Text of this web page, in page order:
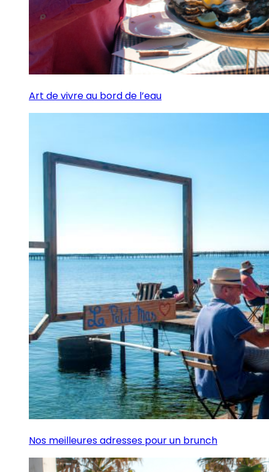
Art de vivre au bord de l’eau
Nos meilleures adresses pour un brunch